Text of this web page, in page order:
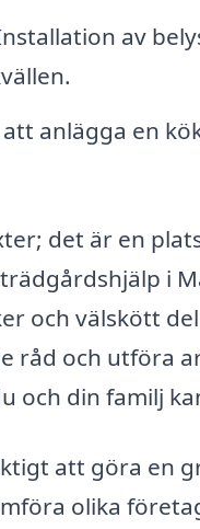
av
att anlägga en
det är en
i
och välskött
råd och utföra
och din familj
att göra en
olika